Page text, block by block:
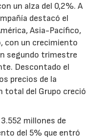
un alza del 0,2%. A
destacó el
Asia-Pacífico,
con un crecimiento
segundo trimestre
Descontado el
precios de la
total del Grupo creció
millones de
del 5% que entró